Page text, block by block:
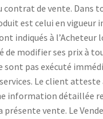
de vente. Dans
est celui en
indiqués à
de modifier ses prix à
sont pas exécuté
Le client
information détaillée
vente. Le